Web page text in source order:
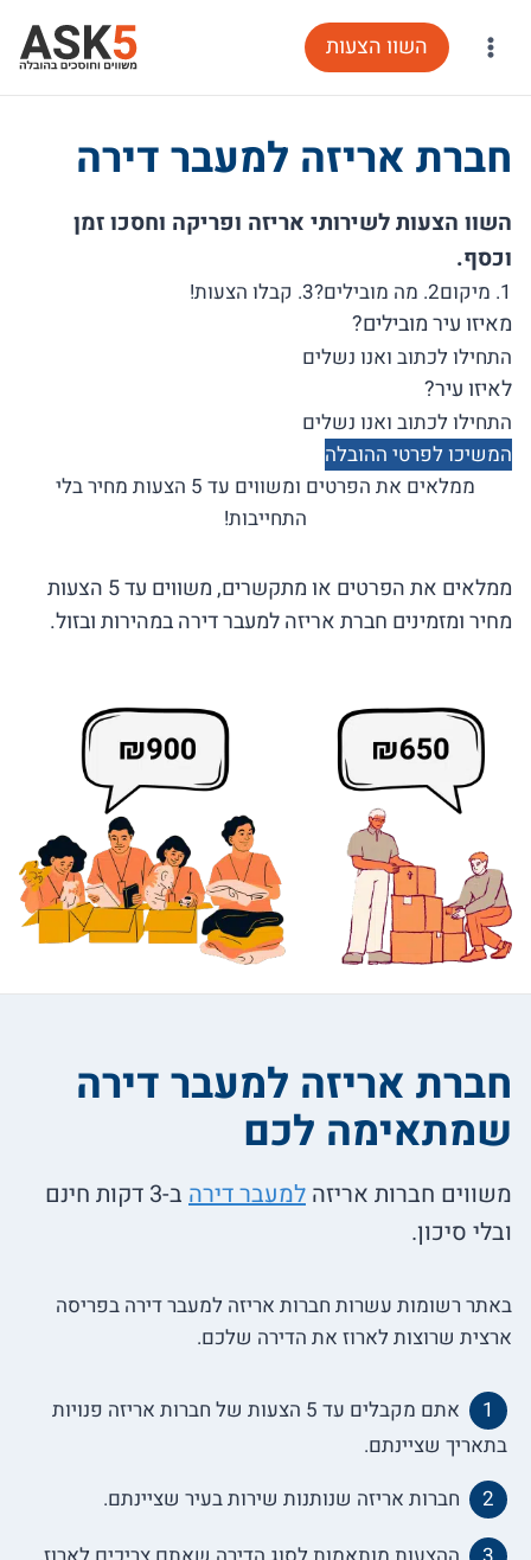
השוו הצעות
חברת אריזה למעבר דירה
השוו הצעות לשירותי אריזה ופריקה וחסכו זמן
וכסף.
1. מיקום 2. מה מובילים? 3. קבלו הצעות!
מאיזו עיר מובילים?
לאיזו עיר?
המשיכו לפרטי ההובלה
ממלאים את הפרטים ומשווים עד 5 הצעות מחיר בלי
התחייבות!
ממלאים את הפרטים או מתקשרים, משווים עד 5 הצעות
מחיר ומזמינים חברת אריזה למעבר דירה במהירות ובזול.
חברת אריזה למעבר דירה
שמתאימה לכם
משווים חברות אריזה למעבר דירה
ב-3 דקות חינם
ובלי סיכון.
באתר רשומות עשרות חברות אריזה למעבר דירה בפריסה
ארצית שרוצות לארוז את הדירה שלכם.
אתם מקבלים עד 5 הצעות של חברות אריזה פנויות
בתאריך שציינתם.
חברות אריזה שנותנות שירות בעיר שציינתם.